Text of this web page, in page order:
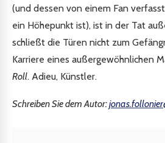
(und dessen von einem Fan
ein Höhepunkt ist), ist in der Tat
schließt die Türen nicht zum
Karriere eines außergewöhnlichen
Roll. Adieu, Künstler.
Schreiben Sie dem Autor: